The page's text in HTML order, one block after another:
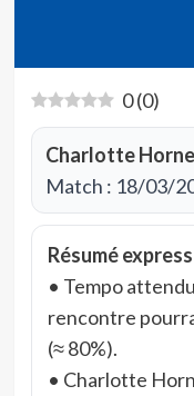
0(0)
Charlotte
Match : 18/03/
Résumé express
• Tempo
rencontre
(≈ 80%).
• Charlotte